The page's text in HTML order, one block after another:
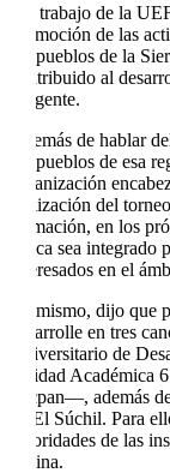
“El trabajo de la
promoción de las
los pueblos de la
contribuido al
dirigente.
Además de hablar
los pueblos de esa
organización
realización del
formación, en los
busca sea
interesados en el
Asimismo, dijo que
desarrolle en tres
Universitario de
Unidad Académica
Tecpan—, además
de El Súchil. Para
autoridades de las
vecina.